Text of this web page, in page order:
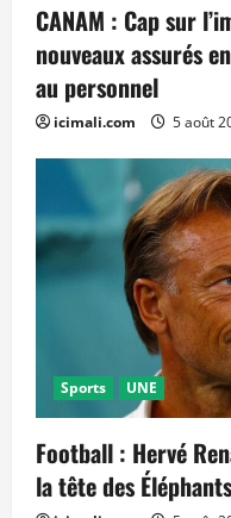
CANAM : Cap sur
nouveaux assurés
au personnel
icimali.com 5 août
Sports UNE
Football : Hervé
la tête des